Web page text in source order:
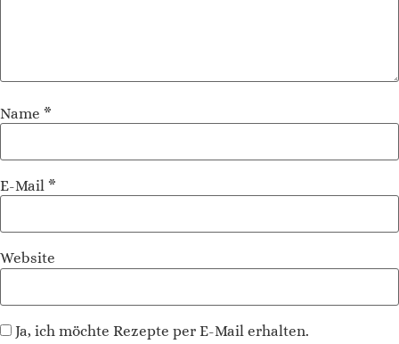
Name *
E-Mail *
Website
Ja, ich möchte Rezepte per E-Mail erhalten.